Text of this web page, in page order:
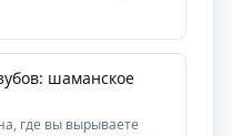
шаманское
где вы вырываете